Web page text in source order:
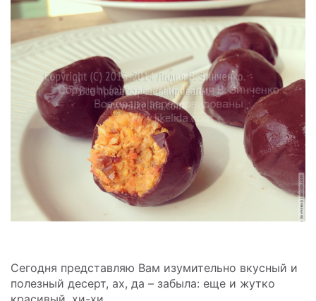
Сегодня представляю Вам изумительно вкусный и
полезный десерт, ах, да – забыла: еще и жутко